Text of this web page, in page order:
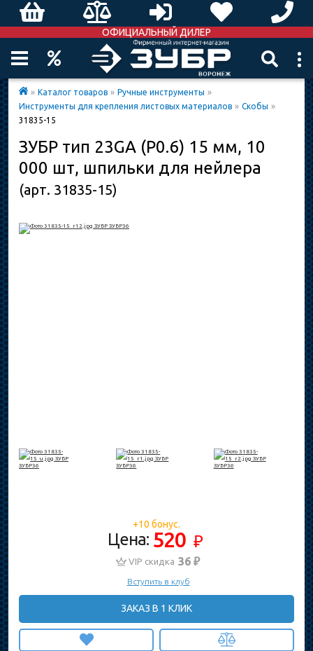
ОФИЦИАЛЬНЫЙ ДИЛЕР
» Каталог товаров » Ручные инструменты »
Инструменты для крепления листовых материалов » Скобы »
31835-15
ЗУБР тип 23GA (P0.6) 15 мм, 10
000 шт, шпильки для нейлера
(арт. 31835-15)
+10 бонус.
Цена: 520 ₽
VIP скидка 36 ₽
Вступить в клуб
ЗАКАЗ В 1 КЛИК